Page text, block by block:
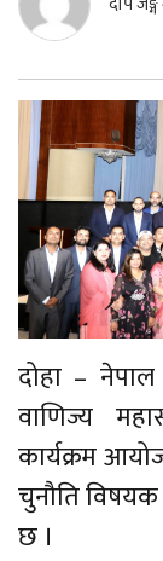
दोहा –
वाणिज्य
कार्यक्रम
चुनौति विषयक
छ ।